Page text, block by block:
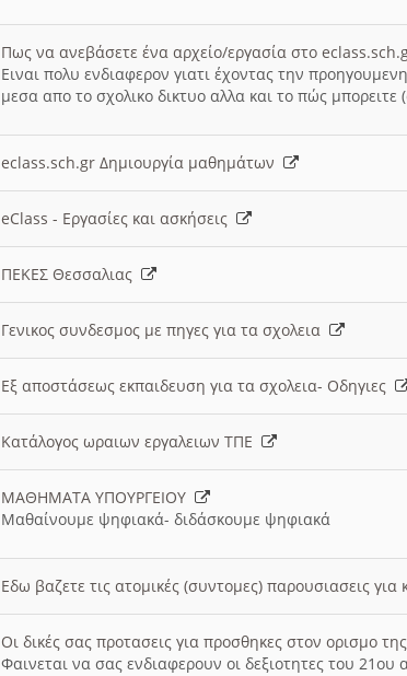
Πως να ανεβάσετε ένα αρχείο/εργασία στο
Ειναι πολυ ενδιαφερον γιατι έχοντας την
μεσα απο το σχολικο δικτυο αλλα και το πώς
eclass.sch.gr Δημιουργία μαθημάτων
eClass - Εργασίες και ασκήσεις
ΠΕΚΕΣ Θεσσαλιας
Γενικος συνδεσμος με πηγες για τα σχολεια
Εξ αποστάσεως εκπαιδευση για τα σχολεια- Οδηγιες
Κατάλογος ωραιων εργαλειων ΤΠΕ
ΜΑΘΗΜΑΤΑ ΥΠΟΥΡΓΕΙΟΥ
Μαθαίνουμε ψηφιακά- διδάσκουμε ψηφιακά
Εδω βαζετε τις ατομικές (συντομες) παρουσιασεις
Οι δικές σας προτασεις για προσθηκες στον ορισμο
Φαινεται να σας ενδιαφερουν οι δεξιοτητες του 21ου